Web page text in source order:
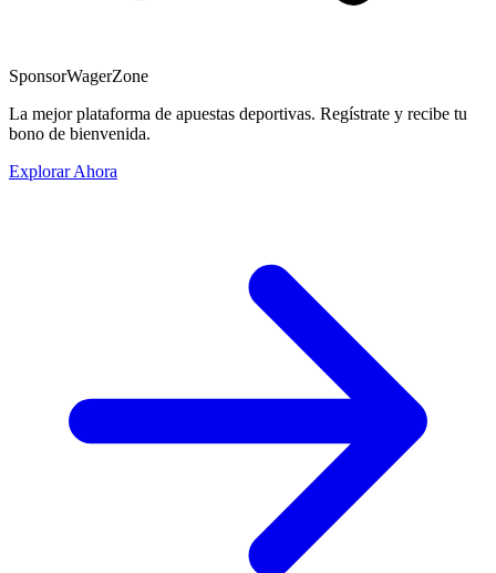
SponsorWagerZone
La mejor plataforma de apuestas deportivas. Regístrate y recibe tu
bono de bienvenida.
Explorar Ahora